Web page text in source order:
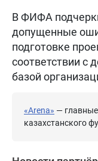
В ФИФА
допущенные
подготовке
соответствии с
базой
«Arena» —
казахстанского